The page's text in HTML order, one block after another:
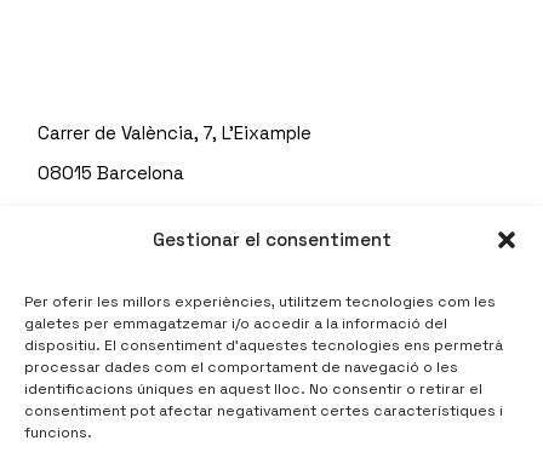
Gestionar el consentiment
Per oferir les millors experiències, utilitzem tecnologies com les
galetes per emmagatzemar i/o accedir a la informació del
dispositiu. El consentiment d’aquestes tecnologies ens permetrà
processar dades com el comportament de navegació o les
identificacions úniques en aquest lloc. No consentir o retirar el
consentiment pot afectar negativament certes característiques i
funcions.
Carrer de València, 7, L'Eixample
08015 Barcelona
Politica de cookies